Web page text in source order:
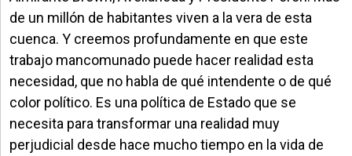
de un millón de habitantes viven a la vera de esta
cuenca. Y creemos profundamente en que este
trabajo mancomunado puede hacer realidad esta
necesidad, que no habla de qué intendente o de qué
color político. Es una política de Estado que se
necesita para transformar una realidad muy
perjudicial desde hace mucho tiempo en la vida de